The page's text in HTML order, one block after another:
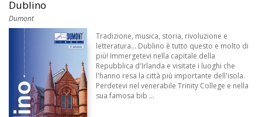
Dublino
Dumont
Tradizione, musica, storia, rivoluzione e
letteratura... Dublino è tutto questo e molto di
più! Immergetevi nella capitale della
Repubblica d'Irlanda e visitate i luoghi che
l'hanno resa la città più importante dell'isola.
Perdetevi nel venerabile Trinity College e nella
sua famosa bib ...